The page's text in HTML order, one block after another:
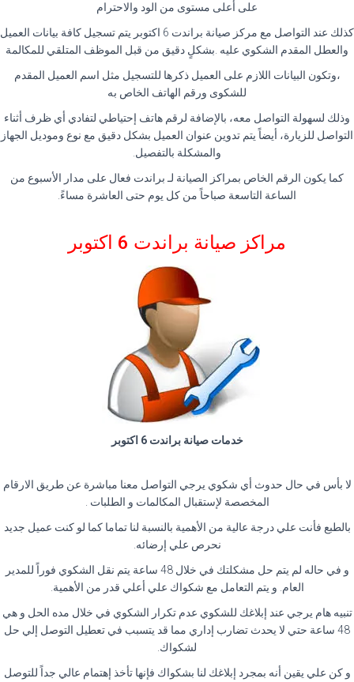
على أعلى مستوى من الود والاحترام
كذلك عند التواصل مع مركز صيانة براندت 6 اكتوبر يتم تسجيل كافة بيانات العميل
والعطل المقدم الشكوي عليه .بشكلٍ دقيق من قبل الموظف المتلقي للمكالمة
،وتكون البيانات اللازم على العميل ذكرها للتسجيل مثل اسم العميل المقدم
للشكوى ورقم الهاتف الخاص به
وذلك لسهولة التواصل معه، بالإضافة لرقم هاتف إحتياطي لتفادي أي ظرف أثناء
التواصل للزيارة، أيضاً يتم تدوين عنوان العميل بشكل دقيق مع نوع وموديل الجهاز
والمشكلة بالتفصيل.
كما يكون الرقم الخاص بمراكز الصيانة لـ براندت فعال على مدار الأسبوع من
الساعة التاسعة صباحاً من كل يوم حتى العاشرة مساءً.
مراكز صيانة براندت 6 اكتوبر
خدمات صيانة براندت 6 اكتوبر
لا بأس في حال حدوث أي شكوي يرجي التواصل معنا مباشرة عن طريق الارقام
المخصصة لإستقبال المكالمات و الطلبات .
بالطبع فأنت علي درجة عالية من الأهمية بالنسبة لنا تماما كما لو كنت عميل جديد
نحرص علي إرضائه.
و في حاله لم يتم حل مشكلتك في خلال 48 ساعة يتم نقل الشكوي فوراً للمدير
العام. و يتم التعامل مع شكواك علي أعلي قدر من الأهمية.
تنبيه هام يرجي عند إبلاغك للشكوي عدم تكرار الشكوي في خلال مده الحل و هي
48 ساعة حتي لا يحدث تضارب إداري مما قد يتسبب في تعطيل التوصل إلي حل
لشكواك.
و كن علي يقين أنه بمجرد إبلاغك لنا بشكواك فإنها تأخذ إهتمام عالي جداً للتوصل